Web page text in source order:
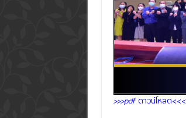
>>>pdfดาวน์โหลด<<<